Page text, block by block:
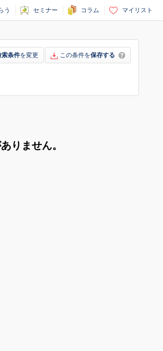
う セミナー コラム マイリスト
索条件を変更 この条件を保存する
りません。